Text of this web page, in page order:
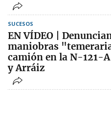
SUCESOS
EN VÍDEO |
maniobras
camión en la N-121-
y Arráiz